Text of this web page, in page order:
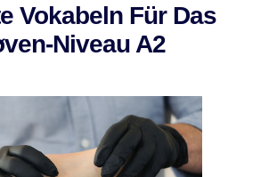
Vokabeln Für Das
Niveau A2